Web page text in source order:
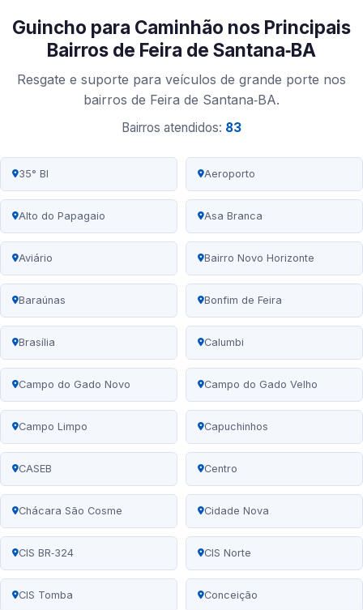
Guincho para Caminhão nos Principais
Bairros de Feira de Santana‑BA
Resgate e suporte para veículos de grande porte nos
bairros de Feira de Santana‑BA.
Bairros atendidos: 83
35° BI Aeroporto
Alto do Papagaio Asa Branca
Aviário Bairro Novo Horizonte
Baraúnas Bonfim de Feira
Brasília Calumbi
Campo do Gado Novo Campo do Gado Velho
Campo Limpo Capuchinhos
CASEB Centro
Chácara São Cosme Cidade Nova
CIS BR‑324 CIS Norte
CIS Tomba Conceição